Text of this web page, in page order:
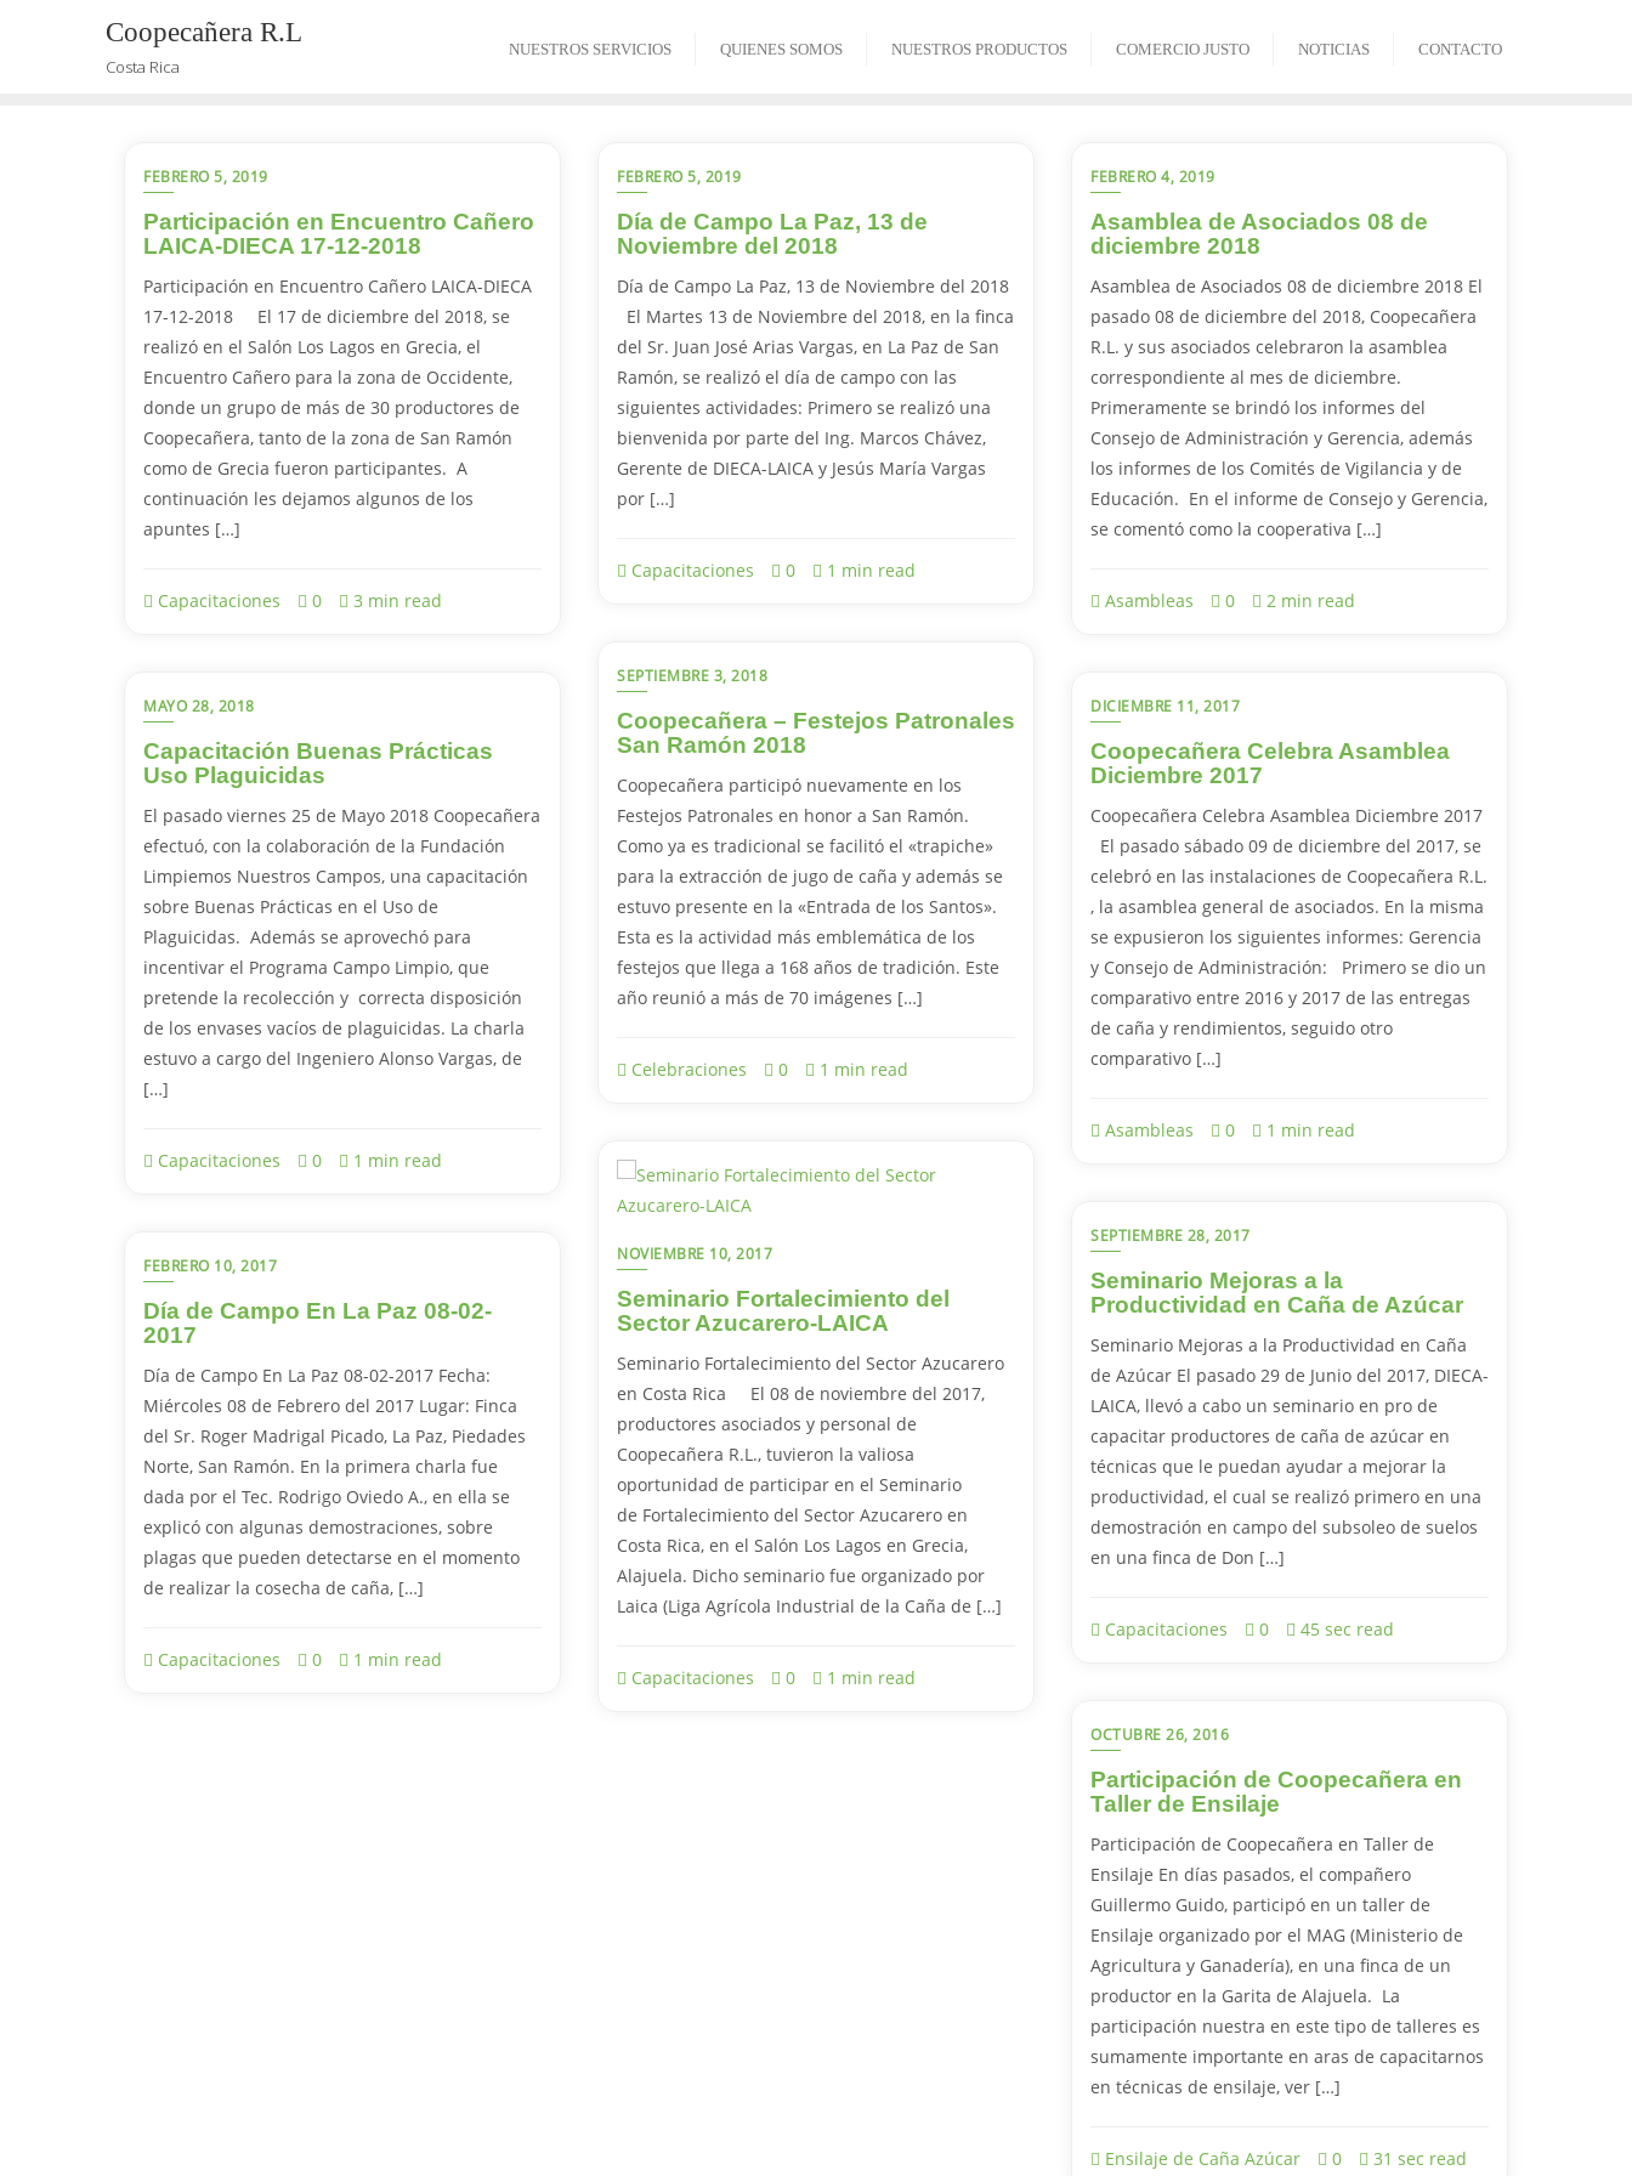
Coopecañera R.L
Costa Rica
NUESTROS SERVICIOS QUIENES SOMOS NUESTROS PRODUCTOS COMERCIO JUSTO NOTICIAS CONTACTO
FEBRERO 5, 2019
Participación en Encuentro Cañero
LAICA-DIECA 17-12-2018
Participación en Encuentro Cañero LAICA-DIECA
17-12-2018 El 17 de diciembre del 2018, se
realizó en el Salón Los Lagos en Grecia, el
Encuentro Cañero para la zona de Occidente,
donde un grupo de más de 30 productores de
Coopecañera, tanto de la zona de San Ramón
como de Grecia fueron participantes. A
continuación les dejamos algunos de los
apuntes […]
Capacitaciones 0 3 min read
FEBRERO 5, 2019
Día de Campo La Paz, 13 de
Noviembre del 2018
Día de Campo La Paz, 13 de Noviembre del 2018
El Martes 13 de Noviembre del 2018, en la finca
del Sr. Juan José Arias Vargas, en La Paz de San
Ramón, se realizó el día de campo con las
siguientes actividades: Primero se realizó una
bienvenida por parte del Ing. Marcos Chávez,
Gerente de DIECA-LAICA y Jesús María Vargas
por […]
Capacitaciones 0 1 min read
FEBRERO 4, 2019
Asamblea de Asociados 08 de
diciembre 2018
Asamblea de Asociados 08 de diciembre 2018 El
pasado 08 de diciembre del 2018, Coopecañera
R.L. y sus asociados celebraron la asamblea
correspondiente al mes de diciembre.
Primeramente se brindó los informes del
Consejo de Administración y Gerencia, además
los informes de los Comités de Vigilancia y de
Educación. En el informe de Consejo y Gerencia,
se comentó como la cooperativa […]
Asambleas 0 2 min read
SEPTIEMBRE 3, 2018
Coopecañera – Festejos Patronales
San Ramón 2018
Coopecañera participó nuevamente en los
Festejos Patronales en honor a San Ramón.
Como ya es tradicional se facilitó el «trapiche»
para la extracción de jugo de caña y además se
estuvo presente en la «Entrada de los Santos».
Esta es la actividad más emblemática de los
festejos que llega a 168 años de tradición. Este
año reunió a más de 70 imágenes […]
Celebraciones 0 1 min read
MAYO 28, 2018
Capacitación Buenas Prácticas
Uso Plaguicidas
El pasado viernes 25 de Mayo 2018 Coopecañera
efectuó, con la colaboración de la Fundación
Limpiemos Nuestros Campos, una capacitación
sobre Buenas Prácticas en el Uso de
Plaguicidas. Además se aprovechó para
incentivar el Programa Campo Limpio, que
pretende la recolección y correcta disposición
de los envases vacíos de plaguicidas. La charla
estuvo a cargo del Ingeniero Alonso Vargas, de
[…]
Capacitaciones 0 1 min read
DICIEMBRE 11, 2017
Coopecañera Celebra Asamblea
Diciembre 2017
Coopecañera Celebra Asamblea Diciembre 2017
El pasado sábado 09 de diciembre del 2017, se
celebró en las instalaciones de Coopecañera R.L.
, la asamblea general de asociados. En la misma
se expusieron los siguientes informes: Gerencia
y Consejo de Administración: Primero se dio un
comparativo entre 2016 y 2017 de las entregas
de caña y rendimientos, seguido otro
comparativo […]
Asambleas 0 1 min read
NOVIEMBRE 10, 2017
Seminario Fortalecimiento del
Sector Azucarero-LAICA
Seminario Fortalecimiento del Sector Azucarero
en Costa Rica El 08 de noviembre del 2017,
productores asociados y personal de
Coopecañera R.L., tuvieron la valiosa
oportunidad de participar en el Seminario
de Fortalecimiento del Sector Azucarero en
Costa Rica, en el Salón Los Lagos en Grecia,
Alajuela. Dicho seminario fue organizado por
Laica (Liga Agrícola Industrial de la Caña de […]
Capacitaciones 0 1 min read
SEPTIEMBRE 28, 2017
Seminario Mejoras a la
Productividad en Caña de Azúcar
Seminario Mejoras a la Productividad en Caña
de Azúcar El pasado 29 de Junio del 2017, DIECA-
LAICA, llevó a cabo un seminario en pro de
capacitar productores de caña de azúcar en
técnicas que le puedan ayudar a mejorar la
productividad, el cual se realizó primero en una
demostración en campo del subsoleo de suelos
en una finca de Don […]
Capacitaciones 0 45 sec read
FEBRERO 10, 2017
Día de Campo En La Paz 08-02-
2017
Día de Campo En La Paz 08-02-2017 Fecha:
Miércoles 08 de Febrero del 2017 Lugar: Finca
del Sr. Roger Madrigal Picado, La Paz, Piedades
Norte, San Ramón. En la primera charla fue
dada por el Tec. Rodrigo Oviedo A., en ella se
explicó con algunas demostraciones, sobre
plagas que pueden detectarse en el momento
de realizar la cosecha de caña, […]
Capacitaciones 0 1 min read
OCTUBRE 26, 2016
Participación de Coopecañera en
Taller de Ensilaje
Participación de Coopecañera en Taller de
Ensilaje En días pasados, el compañero
Guillermo Guido, participó en un taller de
Ensilaje organizado por el MAG (Ministerio de
Agricultura y Ganadería), en una finca de un
productor en la Garita de Alajuela. La
participación nuestra en este tipo de talleres es
sumamente importante en aras de capacitarnos
en técnicas de ensilaje, ver […]
Ensilaje de Caña Azúcar 0 31 sec read